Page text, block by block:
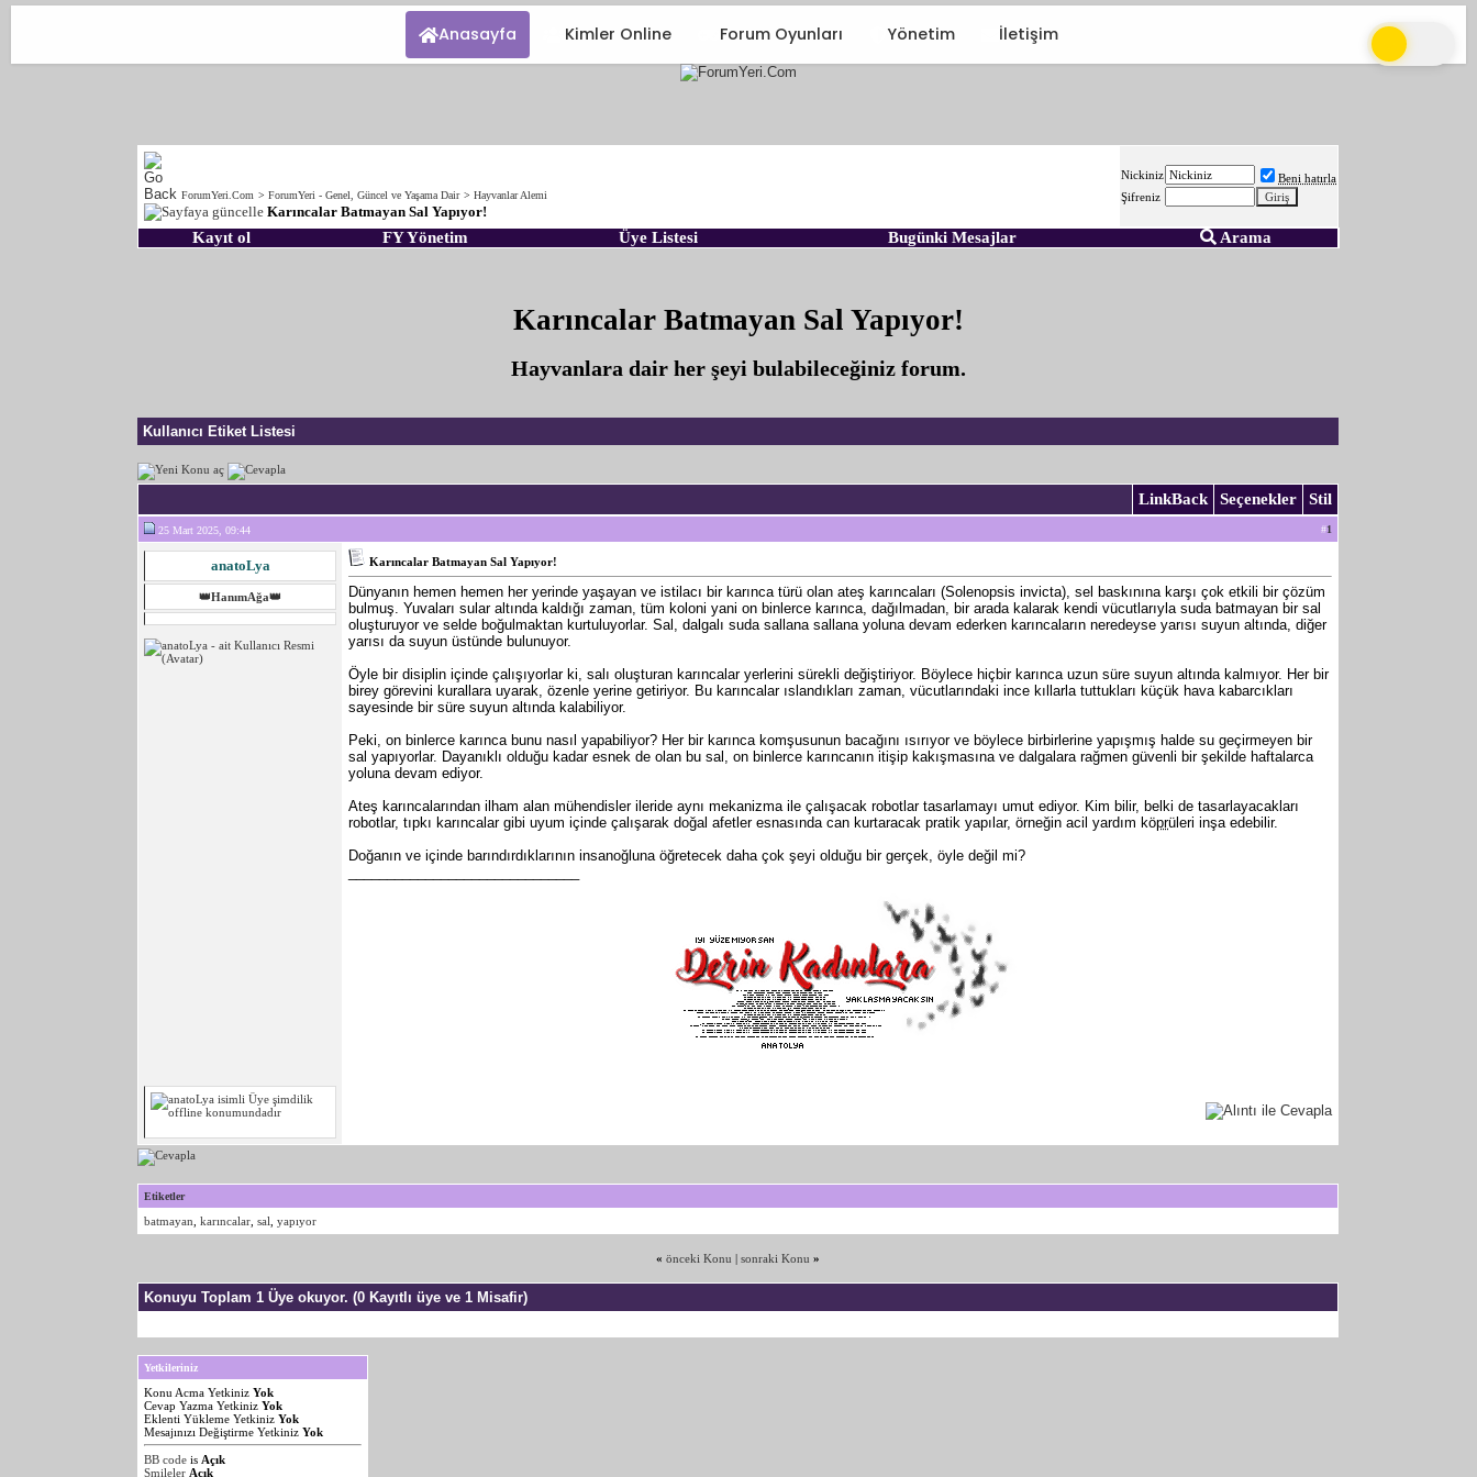
Anasayfa Kimler Online Forum Oyunları Yönetim İletişim
ForumYeri.Com >ForumYeri - Genel, Güncel ve Yaşama Dair >Hayvanlar Alemi
Karıncalar Batmayan Sal Yapıyor!
Nickiniz
Beni hatırla
Şifreniz
Kayıt ol FY Yönetim Üye Listesi Bugünki Mesajlar Arama
Karıncalar Batmayan Sal Yapıyor!
Hayvanlara dair her şeyi bulabileceğiniz forum.
Kullanıcı Etiket Listesi
LinkBack Seçenekler Stil
25 Mart 2025, 09:44 #1
anatoLya
👑HanımAğa👑
Karıncalar Batmayan Sal Yapıyor!
Dünyanın hemen hemen her yerinde yaşayan ve istilacı bir karınca türü olan ateş karıncaları (Solenopsis invicta), sel baskınına karşı çok etkili bir çözüm
bulmuş. Yuvaları sular altında kaldığı zaman, tüm koloni yani on binlerce karınca, dağılmadan, bir arada kalarak kendi vücutlarıyla suda batmayan bir sal
oluşturuyor ve selde boğulmaktan kurtuluyorlar. Sal, dalgalı suda sallana sallana yoluna devam ederken karıncaların neredeyse yarısı suyun altında, diğer
yarısı da suyun üstünde bulunuyor.
Öyle bir disiplin içinde çalışıyorlar ki, salı oluşturan karıncalar yerlerini sürekli değiştiriyor. Böylece hiçbir karınca uzun süre suyun altında kalmıyor. Her bir
birey görevini kurallara uyarak, özenle yerine getiriyor. Bu karıncalar ıslandıkları zaman, vücutlarındaki ince kıllarla tuttukları küçük hava kabarcıkları
sayesinde bir süre suyun altında kalabiliyor.
Peki, on binlerce karınca bunu nasıl yapabiliyor? Her bir karınca komşusunun bacağını ısırıyor ve böylece birbirlerine yapışmış halde su geçirmeyen bir
sal yapıyorlar. Dayanıklı olduğu kadar esnek de olan bu sal, on binlerce karıncanın itişip kakışmasına ve dalgalara rağmen güvenli bir şekilde haftalarca
yoluna devam ediyor.
Ateş karıncalarından ilham alan mühendisler ileride aynı mekanizma ile çalışacak robotlar tasarlamayı umut ediyor. Kim bilir, belki de tasarlayacakları
robotlar, tıpkı karıncalar gibi uyum içinde çalışarak doğal afetler esnasında can kurtaracak pratik yapılar, örneğin acil yardım köprüleri inşa edebilir.
Doğanın ve içinde barındırdıklarının insanoğluna öğretecek daha çok şeyi olduğu bir gerçek, öyle değil mi?
Etiketler
batmayan ,karıncalar ,sal ,yapıyor
« önceki Konu |sonraki Konu »
Konuyu Toplam 1 Üye okuyor.(0 Kayıtlı üye ve 1 Misafir)
Yetkileriniz
Konu Acma YetkinizYok
Cevap Yazma YetkinizYok
Eklenti Yükleme YetkinizYok
Mesajınızı Değiştirme YetkinizYok
BB code is Açık
Smileler Açık